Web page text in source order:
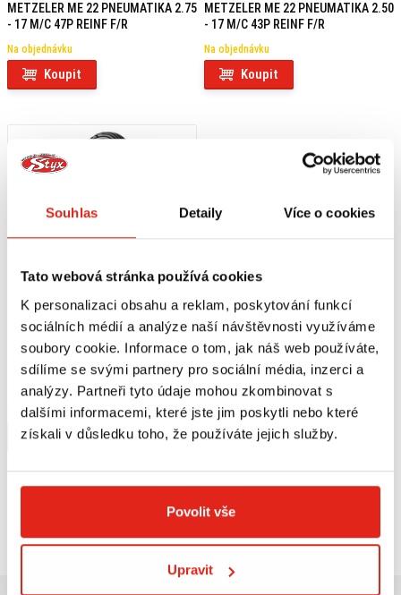
Souhlas Detaily Více o cookies
Tato webová stránka používá cookies
K personalizaci obsahu a reklam, poskytování funkcí
sociálních médií a analýze naší návštěvnosti využíváme
soubory cookie. Informace o tom, jak náš web používáte,
sdílíme se svými partnery pro sociální média, inzerci a
analýzy. Partneři tyto údaje mohou zkombinovat s
dalšími informacemi, které jste jim poskytli nebo které
získali v důsledku toho, že používáte jejich služby.
Povolit vše
Upravit
METZELER ME 22 PNEUMATIKA 2.75
- 17 M/C 47P REINF F/R
Na objednávku
Koupit
METZELER ME 22 PNEUMATIKA 2.50
- 17 M/C 43P REINF F/R
Na objednávku
Koupit
1 139 Kč s DPH
METZELER ME 22 PNEUMATIKA 2.75
- 18 M/C 48P TL REINF F/R
Na objednávku
Koupit
Prohlédli jste si5 z5produktů